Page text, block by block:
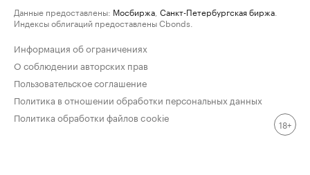
Данные предоставлены: Мосбиржа Санкт-Петербургская биржа
Индексы облигаций предоставлены Cbonds.
Информация об ограничениях
О соблюдении авторских прав
Пользовательское соглашение
Политика в отношении обработки персональных данных
Политика обработки файлов cookie
18+